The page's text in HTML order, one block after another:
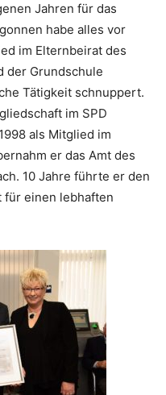
Jahren für das
habe alles vor
im Elternbeirat des
der Grundschule
Tätigkeit schnuppert.
im SPD
als Mitglied im
er das Amt des
10 Jahre führte er den
für einen lebhaften